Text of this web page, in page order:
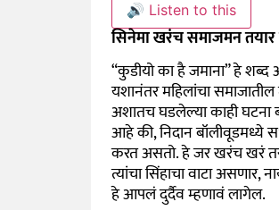
🔊 Listen to this
सिनेमा खरंच समाजमन
“कुडीयो का है जमाना” हे शब्द
यशानंतर महिलांचा
अशातच घडलेल्या काही घटना
आहे की,निदान
करत असतो. हे जर खरंच खरं तर
त्यांचा सिंहाचा वाटा असणार,
हे आपलं दुर्दैव म्हणावं लागेल.